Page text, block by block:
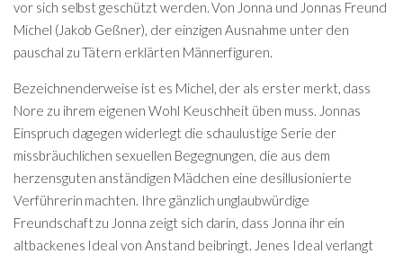
vor sich selbst geschützt werden. Von Jonna und Jonnas Freund
Michel (Jakob Geßner), der einzigen Ausnahme unter den
pauschal zu Tätern erklärten Männerfiguren.
Bezeichnenderweise ist es Michel, der als erster merkt, dass
Nore zu ihrem eigenen Wohl Keuschheit üben muss. Jonnas
Einspruch dagegen widerlegt die schaulustige Serie der
missbräuchlichen sexuellen Begegnungen, die aus dem
herzensguten anständigen Mädchen eine desillusionierte
Verführerin machten. Ihre gänzlich unglaubwürdige
Freundschaft zu Jonna zeigt sich darin, dass Jonna ihr ein
altbackenes Ideal von Anstand beibringt. Jenes Ideal verlangt